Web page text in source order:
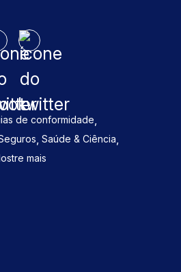
de conformidade,
, Saúde & Ciência,
mais